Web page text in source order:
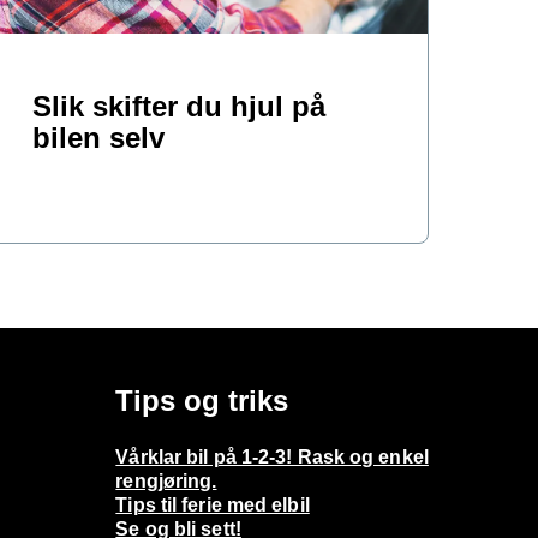
Slik skifter du hjul på
bilen selv
Tips og triks
Vårklar bil på 1-2-3! Rask og enkel
rengjøring.
Tips til ferie med elbil
Se og bli sett!